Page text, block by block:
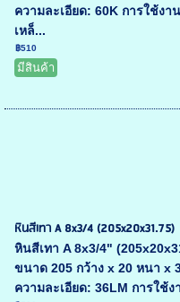
ความละเอียด: 60K การใช้งา
เหล็...
฿510
มีสินค้า
หินสีเทา A 8x3/4 (205x20x31.75)
หินสีเทา A 8x3/4"
ขนาด 205 กว้าง x 20 หนา x
ความละเอียด: 36LM การใช้